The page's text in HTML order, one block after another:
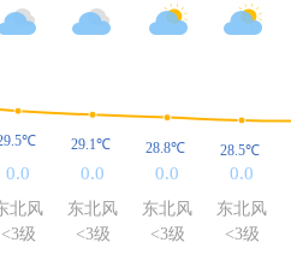
0.0
北风
<3级
0.0
东北风
<3级
0.0
东北风
<3级
0.0
东北风
<3级
29.1℃ 28.8℃ 28.5℃